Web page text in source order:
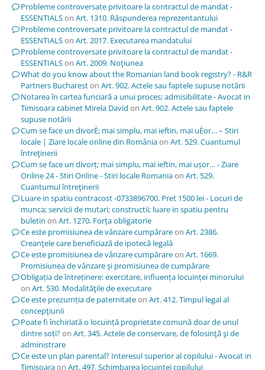
Probleme controversate privitoare la contractul de mandat -
ESSENTIALSon Art. 1310. Răspunderea reprezentantului
Probleme controversate privitoare la contractul de mandat -
ESSENTIALSon Art. 2017. Executarea mandatului
Probleme controversate privitoare la contractul de mandat -
ESSENTIALSon Art. 2009. Noţiunea
What do you know about the Romanian land book registry? - R&R
Partners Buchareston Art. 902. Actele sau faptele supuse notării
Notarea în cartea funciară a unui proces; admisibilitate - Avocat in
Timisoara cabinet Mirela David on Art. 902. Actele sau faptele
supuse notării
Cum se face un divorÈ; mai simplu, mai ieftin, mai uÈor… – Stiri
locale | Ziare locale online din Româniaon Art. 529. Cuantumul
întreţinerii
Cum se face un divorț; mai simplu, mai ieftin, mai ușor… - Ziare
Online 24 - Stiri Online - Stiri locale Romaniaon Art. 529.
Cuantumul întreţinerii
Luare in spatiu contracost -0733896700. Pret 1500 lei - Locuri de
munca; servicii de mutari; constructii; luare in spatiu pentru
buletin on Art. 1270. Forţa obligatorie
Ce este promisiunea de vânzare cumpărareon Art. 2386.
Creanţele care beneficiază de ipotecă legală
Ce este promisiunea de vânzare cumpărareon Art. 1669.
Promisiunea de vânzare şi promisiunea de cumpărare
Obligația de întreținere: exercitare, influența locuinței minorului
on Art. 530. Modalităţile de executare
Ce este prezumția de paternitateon Art. 412. Timpul legal al
concepţiunii
Poate fi închiriată o locuință proprietate comună doar de unul
dintre soți?on Art. 345. Actele de conservare, de folosinţă şi de
administrare
Ce este un plan parental? Interesul superior al copilului - Avocat in
Timisoaraon Art. 497. Schimbarea locuinţei copilului